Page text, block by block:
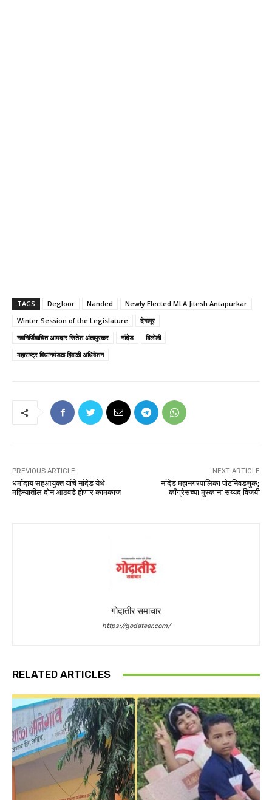
TAGS Degloor Nanded
Newly Elected MLA Jitesh Antapurkar
Winter Session of the Legislature
देगलूर
नवनिर्जिवाचित आमदार जितेश अंतापुरकर
नांदेड
बिलोली
महाराष्ट्र विधानमंडळ हिवाळी अधिवेशन
PREVIOUS ARTICLE
धर्मादाय सहआयुक्त यांचे नांदेड येथे
महिन्यातील दोन आठवडे होणार कामकाज
NEXT ARTICLE
नांदेड महानगरपालिका पोटनिवडणुक;
काँग्रेसच्या मुस्काना सय्यद विजयी
गोदातीर समाचार
https://godateer.com/
RELATED ARTICLES